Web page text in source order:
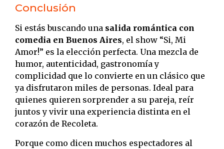
Conclusión
Si estás buscando una salida romántica con
comedia en Buenos Aires, el show “Si, Mi
Amor!” es la elección perfecta. Una mezcla de
humor, autenticidad, gastronomía y
complicidad que lo convierte en un clásico que
ya disfrutaron miles de personas. Ideal para
quienes quieren sorprender a su pareja, reír
juntos y vivir una experiencia distinta en el
corazón de Recoleta.
Porque como dicen muchos espectadores al